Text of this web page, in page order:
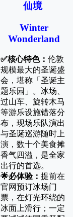
仙境
Winter
Wonderland
✅核心特色： 伦敦
规模最大的圣诞盛
会，堪称「圣诞主
题乐园」。冰场、
过山车、旋转木马
等游乐设施错落分
布，现场乐队演出
与圣诞巡游随时上
演，数十个美食摊
香气四溢，是全家
出行的首选。
🌟必体验： 提前在
官网预订冰场门
票，在灯光环绕的
冰面上滑行；一定